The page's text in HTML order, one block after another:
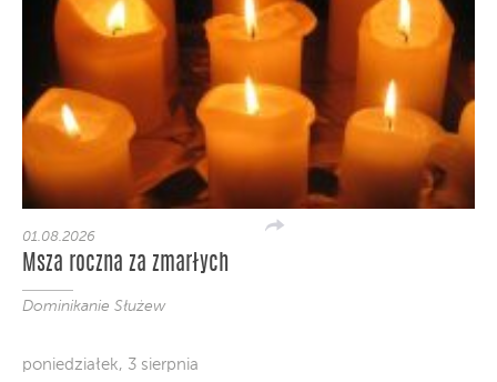
01.08.2026
Msza roczna za zmarłych
Dominikanie Służew
poniedziałek, 3 sierpnia